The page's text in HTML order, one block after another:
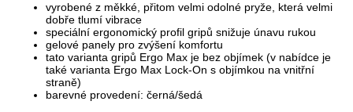
vyrobené z měkké, přitom velmi odolné pryže, která velmi
dobře tlumí vibrace
speciální ergonomický profil gripů snižuje únavu rukou
gelové panely pro zvýšení komfortu
tato varianta gripů Ergo Max je bez objímek (v nabídce je
také varianta Ergo Max Lock-On s objímkou na vnitřní
straně)
barevné provedení: černá/šedá